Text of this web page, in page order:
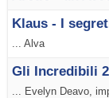
Klaus - I
... Alva
Gli Incredibili 2
... Evelyn Deavo,